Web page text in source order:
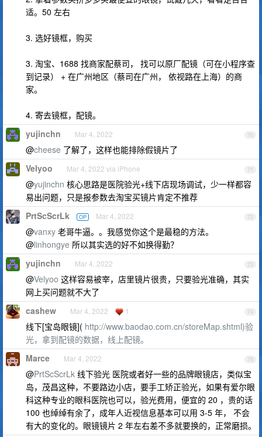
适。50 左右
3. 选好镜框，购买
3. 淘宝、1688 找商家配蔡司， 找可以原厂配镜（可在小程序查
到记录） + 在广州地区（蔡司在广州， 依视路在上海）的商
家。
4. 寄去镜框，配镜。
70
yujinchn Mar 4, 2022
@cheese 了解了，这样也能排除假镜片了
71
Velyoo Mar 4, 2022 via iPhone
@yujinchn 核心思路是医院验光+线下店现场调试，少一样都容
易出问题，只是报参数去淘宝买镜片肯定不推荐
72
PrtScScrLk OP Mar 4, 2022
@vanxy 老哥牛逼。。我感觉你这个是最稳的方法。
@linhongye 所以其实选的好不如换得勤？
73
yujinchn Mar 4, 2022
@Velyoo 这样容易被宰，店里镜片很贵，只要验光准确，其实
网上买问题就不大了
74
cashew Mar 4, 2022 1
线下[宝岛眼镜]( http://www.baodao.com.cn/storeMap.shtml)验
光，拿到配镜的数据，线上配镜。
75
Marce Mar 4, 2022
@PrtScScrLk 线下验光 医院或者好一些的品牌眼镜店，类似宝
岛，茂昌这种，不要路边小店，要手工矫正验光，如果有爱尔眼
科这种专业的眼科医院也可以，验光费用，便宜的 20 ，贵的话
100 也绰绰有余了，成年人近视信息基本可以用 3-5 年， 不会
有大的变化的。眼镜镜片 2 年左右差不多就要换的，正常磨损。